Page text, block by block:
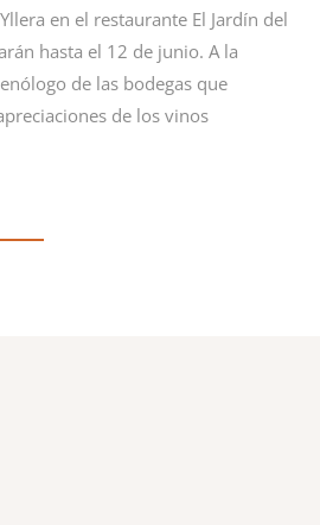
en el restaurante El Jardín del
hasta el 12 de junio. A la
de las bodegas que
de los vinos